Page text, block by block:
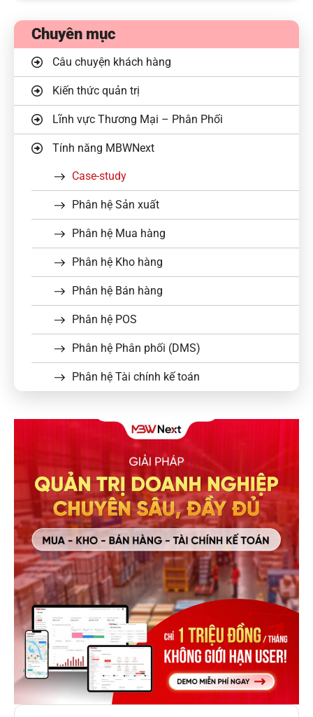
Chuyên mục
Câu chuyện khách hàng
Kiến thức quản trị
Lĩnh vực Thương Mại – Phân Phối
Tính năng MBWNext
Case-study
Phân hệ Sản xuất
Phân hệ Mua hàng
Phân hệ Kho hàng
Phân hệ Bán hàng
Phân hệ POS
Phân hệ Phân phối (DMS)
Phân hệ Tài chính kế toán